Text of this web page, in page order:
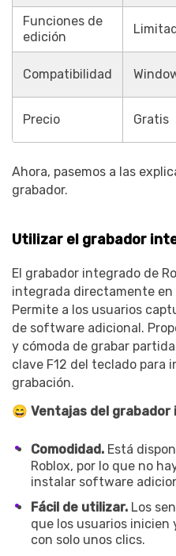
Funciones de
edición
Compatibilidad
Precio Gratis
Ahora, pasemos a las
grabador.
Utilizar el grabador
El grabador integrado de
integrada directamente en
Permite a los usuarios
de software adicional.
y cómoda de grabar
clave F12 del teclado para
grabación.
😄 Ventajas del grabador
Comodidad. Está
Roblox, por lo que no
instalar software
Fácil de utilizar. Los
que los usuarios inicien
con solo unos clics.